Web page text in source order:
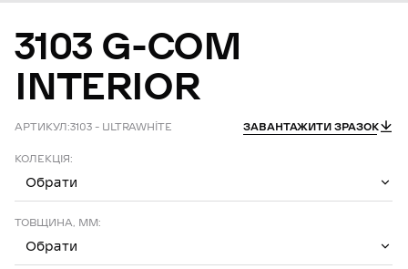
3103 G-COM
INTERIOR
АРТИКУЛ:3103 – ULTRAWHİTE ЗАВАНТАЖИТИ ЗРАЗОК
КОЛЕКЦІЯ:
Обрати
ТОВЩИНА, ММ:
Обрати